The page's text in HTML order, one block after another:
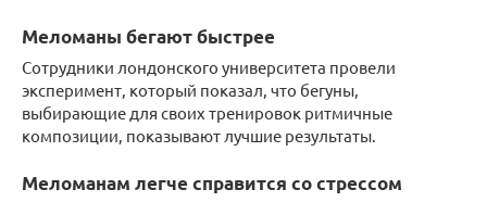
Меломаны бегают быстрее
Сотрудники лондонского университета провели
эксперимент, который показал, что бегуны,
выбирающие для своих тренировок ритмичные
композиции, показывают лучшие результаты.
Меломанам легче справится со стрессом